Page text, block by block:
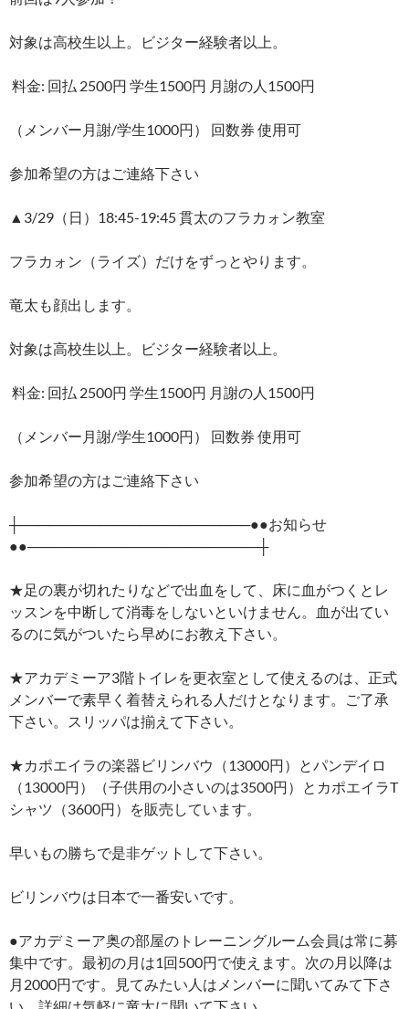
対象は高校生以上。ビジター経験者以上。
料金: 回払 2500円 学生1500円 月謝の人1500円
（メンバー月謝/学生1000円） 回数券 使用可
参加希望の方はご連絡下さい
▲3/29（日）18:45-19:45 貫太のフラカォン教室
フラカォン（ライズ）だけをずっとやります。
竜太も顔出します。
対象は高校生以上。ビジター経験者以上。
料金: 回払 2500円 学生1500円 月謝の人1500円
（メンバー月謝/学生1000円） 回数券 使用可
参加希望の方はご連絡下さい
┼───────────────────────●●お知らせ
●●───────────────────────┼
★足の裏が切れたりなどで出血をして、床に血がつくとレ
ッスンを中断して消毒をしないといけません。血が出てい
るのに気がついたら早めにお教え下さい。
★アカデミーア3階トイレを更衣室として使えるのは、正式
メンバーで素早く着替えられる人だけとなります。ご了承
下さい。スリッパは揃えて下さい。
★カポエイラの楽器ビリンバウ（13000円）とパンデイロ
（13000円）（子供用の小さいのは3500円）とカポエイラT
シャツ（3600円）を販売しています。
早いもの勝ちで是非ゲットして下さい。
ビリンバウは日本で一番安いです。
●アカデミーア奥の部屋のトレーニングルーム会員は常に募
集中です。最初の月は1回500円で使えます。次の月以降は
月2000円です。見てみたい人はメンバーに聞いてみて下さ